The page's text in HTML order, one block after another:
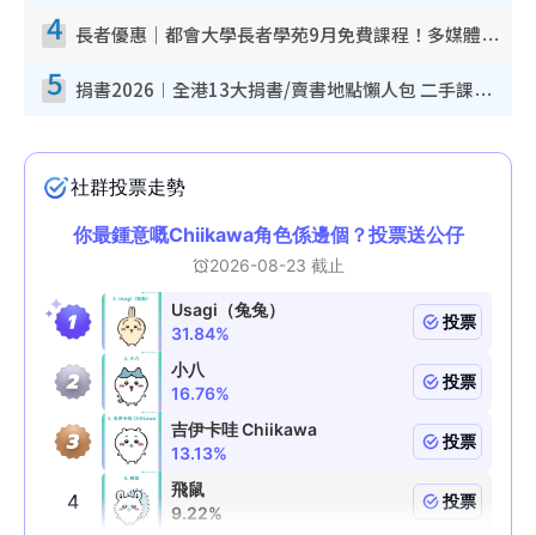
4 長者優惠｜都會大學長者學苑9月免費課程！多媒體/微電影創作/網絡安全 附報名方法教學
5 捐書2026︱全港13大捐書/賣書地點懶人包 二手課本最高$150＋舊書換免費咖啡/戲票